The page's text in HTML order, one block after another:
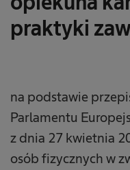
praktyki
na podstawie
Parlamentu
z dnia 27 kwietnia
osób fizycznych w